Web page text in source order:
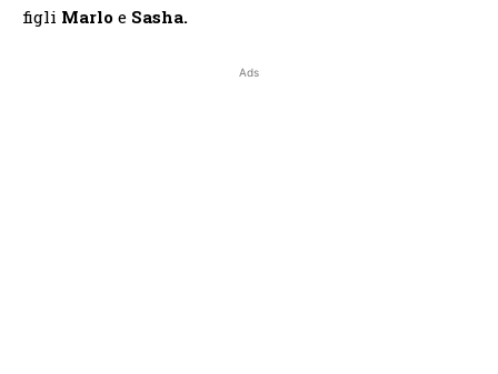
figli Marlo e Sasha.
Ads